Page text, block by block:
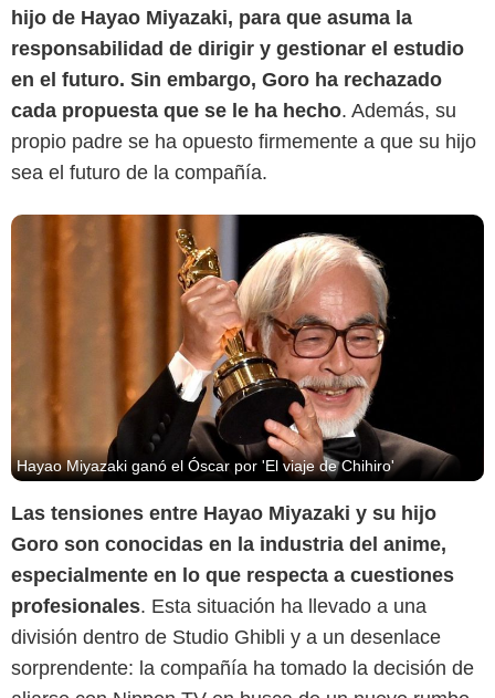
hijo de Hayao Miyazaki, para que asuma la
responsabilidad de dirigir y gestionar el estudio
en el futuro. Sin embargo, Goro ha rechazado
cada propuesta que se le ha hecho. Además, su
propio padre se ha opuesto firmemente a que su hijo
sea el futuro de la compañía.
Hayao Miyazaki ganó el Óscar por 'El viaje de Chihiro'
Las tensiones entre Hayao Miyazaki y su hijo
Goro son conocidas en la industria del anime,
especialmente en lo que respecta a cuestiones
profesionales. Esta situación ha llevado a una
división dentro de Studio Ghibli y a un desenlace
sorprendente: la compañía ha tomado la decisión de